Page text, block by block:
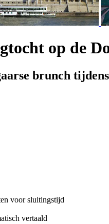
op de
brunch
voor sluitingstijd
vertaald